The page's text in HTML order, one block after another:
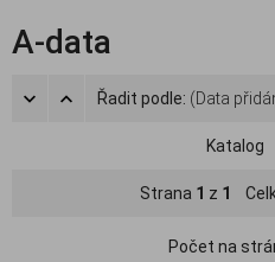
A-data
Řadit podle: (Data
Katalog
Strana 1 z 1
Počet na